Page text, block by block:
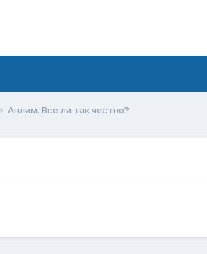
Анлим. Все ли так честно?